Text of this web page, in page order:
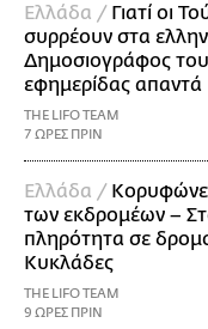
Ελλάδα / Γιατί οι
συρρέουν στα
Δημοσιογράφος
εφημερίδας απαντά
THE LIFO TEAM
7 ΩΡΕΣ ΠΡΙΝ
Ελλάδα /
των εκδρομέων –
πληρότητα σε
Κυκλάδες
THE LIFO TEAM
9 ΩΡΕΣ ΠΡΙΝ